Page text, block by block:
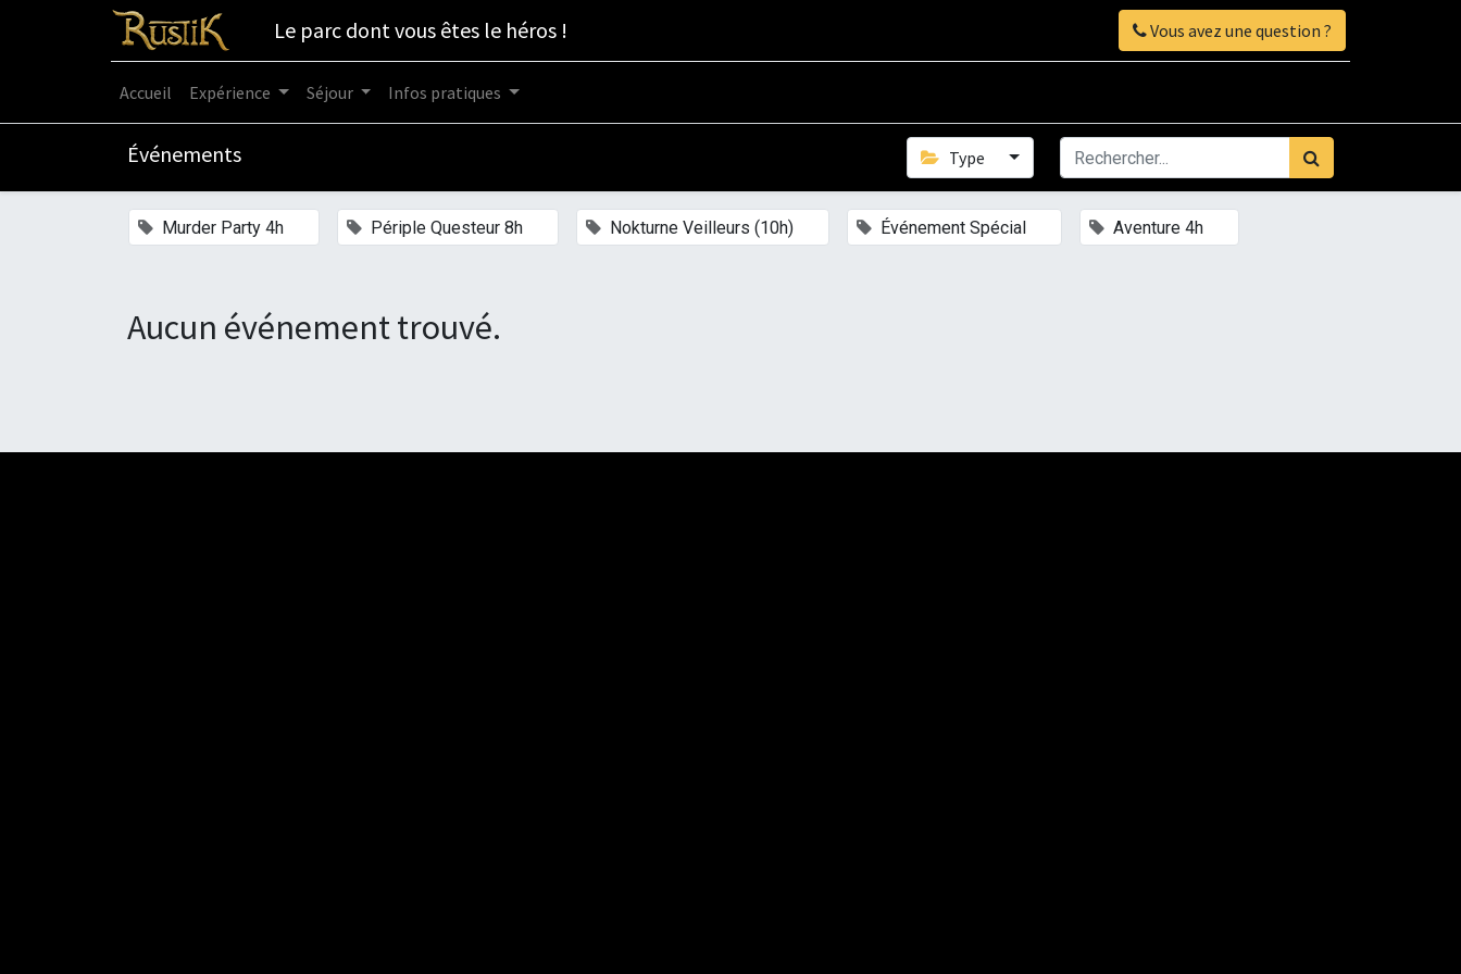
Le parc dont vous êtes le héros ! Vous avez une question ?
Accueil Expérience Séjour Infos pratiques
Événements Type
Murder Party 4h Périple Questeur 8h Nokturne Veilleurs (10h) Événement Spécial Aventure 4h
Aucun événement trouvé.